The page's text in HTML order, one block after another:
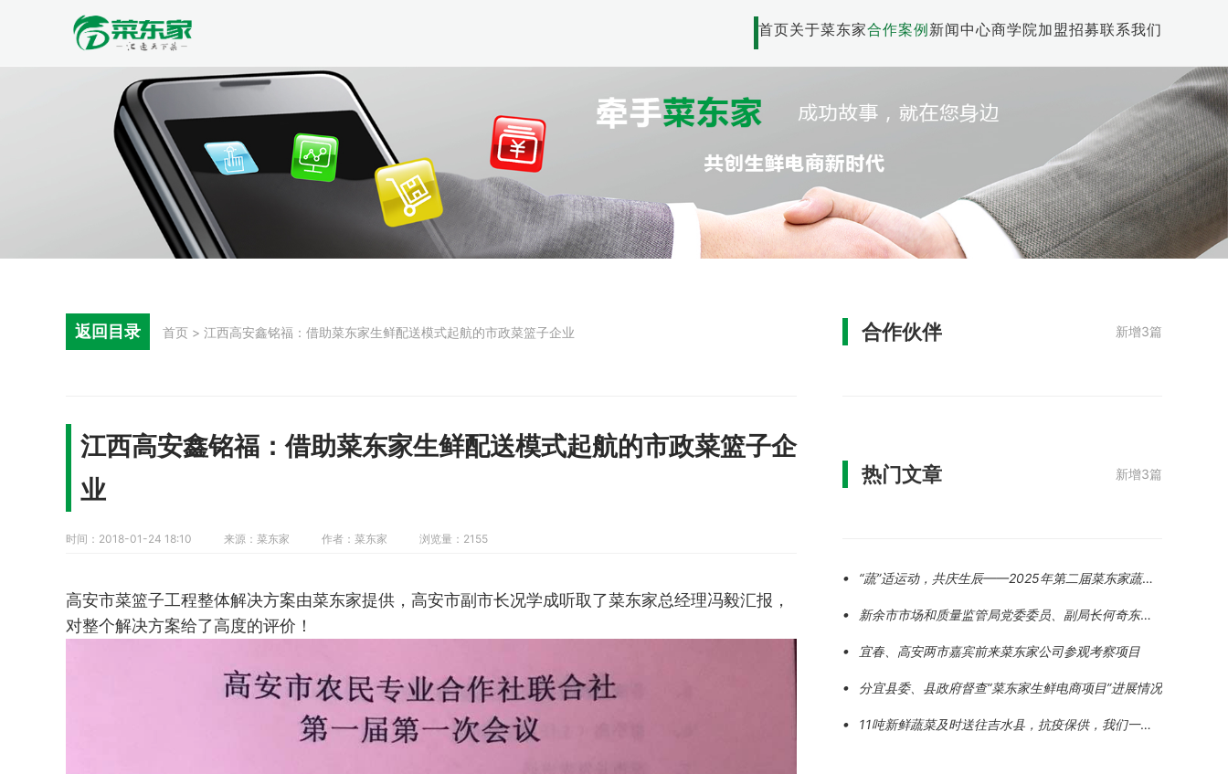
首页关于菜东家合作案例新闻中心商学院加盟招募联系我们
返回目录 首页 > 江西高安鑫铭福：借助菜东家生鲜配送模式起航的市政菜篮子企业
江西高安鑫铭福：借助菜东家生鲜配送模式起航的市政菜篮子企
业
时间：2018-01-24 18:10 来源：菜东家 作者：菜东家 浏览量：2155
高安市菜篮子工程整体解决方案由菜东家提供， 高安市副市长况学成听取了菜东家总经理冯毅汇报，
对整个解决方案给了高度的评价 ！
合作伙伴 新增3篇
热门文章 新增3篇
·
“蔬”适运动，共庆生辰——2025年第二届菜东家蔬菜
·
新余市市场和质量监管局党委委员、副局长何奇东一
· 宜春、高安两市嘉宾前来菜东家公司参观考察项目
· 分宜县委、县政府督查“菜东家生鲜电商项目”进展情况
·
11吨新鲜蔬菜及时送往吉水县，抗疫保供，我们一直